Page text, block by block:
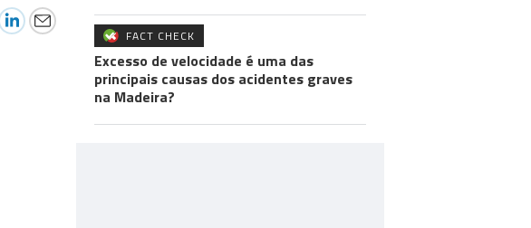
FACT CHECK
Excesso de velocidade é uma das
principais causas dos acidentes graves
na Madeira?